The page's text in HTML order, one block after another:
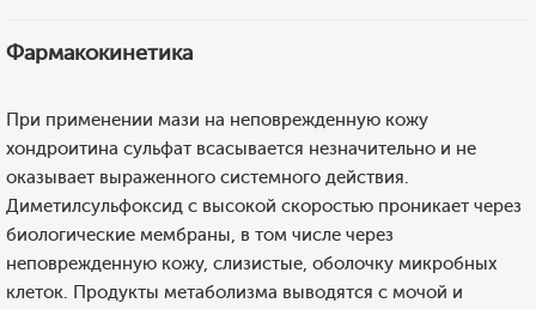
Фармакокинетика
При применении мази на неповрежденную кожу
хондроитина сульфат всасывается незначительно и не
оказывает выраженного системного действия.
Диметилсульфоксид с высокой скоростью проникает через
биологические мембраны, в том числе через
неповрежденную кожу, слизистые, оболочку микробных
клеток. Продукты метаболизма выводятся с мочой и